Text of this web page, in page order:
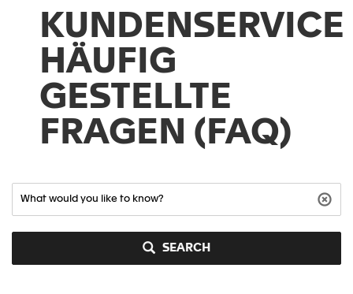
KUNDENSERVICE
HÄUFIG
GESTELLTE
FRAGEN (FAQ)
SEARCH